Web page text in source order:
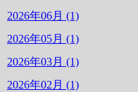
2026年06月 (1)
2026年05月 (1)
2026年03月 (1)
2026年02月 (1)